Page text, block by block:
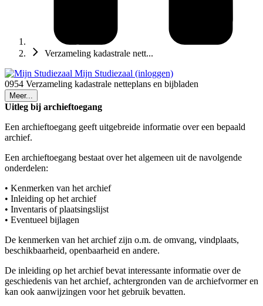
Verzameling kadastrale nett...
Mijn Studiezaal (inloggen)
0954 Verzameling kadastrale netteplans en bijbladen
Meer...
Uitleg bij archieftoegang
Een archieftoegang geeft uitgebreide informatie over een bepaald
archief.
Een archieftoegang bestaat over het algemeen uit de navolgende
onderdelen:
• Kenmerken van het archief
• Inleiding op het archief
• Inventaris of plaatsingslijst
• Eventueel bijlagen
De kenmerken van het archief zijn o.m. de omvang, vindplaats,
beschikbaarheid, openbaarheid en andere.
De inleiding op het archief bevat interessante informatie over de
geschiedenis van het archief, achtergronden van de archiefvormer en
kan ook aanwijzingen voor het gebruik bevatten.